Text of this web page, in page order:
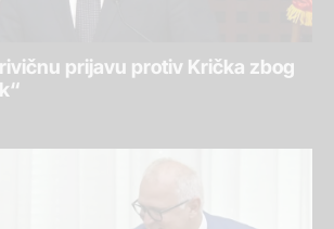
prijavu protiv Krička zbog